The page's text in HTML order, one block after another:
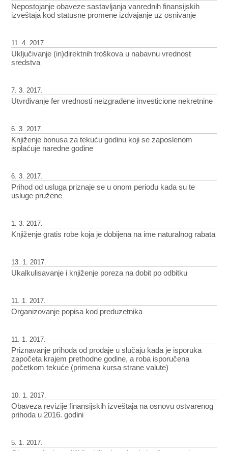
Nepostojanje obaveze sastavljanja vanrednih finansijskih
izveštaja kod statusne promene izdvajanje uz osnivanje
Uključivanje (in)direktnih troškova u nabavnu vrednost
sredstva
11. 4. 2017.
Utvrđivanje fer vrednosti neizgrađene investicione nekretnine
7. 3. 2017.
Knjiženje bonusa za tekuću godinu koji se zaposlenom
isplaćuje naredne godine
6. 3. 2017.
Prihod od usluga priznaje se u onom periodu kada su te
usluge pružene
6. 3. 2017.
Knjiženje gratis robe koja je dobijena na ime naturalnog rabata
1. 3. 2017.
Ukalkulisavanje i knjiženje poreza na dobit po odbitku
13. 1. 2017.
Organizovanje popisa kod preduzetnika
11. 1. 2017.
Priznavanje prihoda od prodaje u slučaju kada je isporuka
započeta krajem prethodne godine, a roba isporučena
početkom tekuće (primena kursa strane valute)
11. 1. 2017.
Obaveza revizije finansijskih izveštaja na osnovu ostvarenog
prihoda u 2016. godini
10. 1. 2017.
5. 1. 2017.